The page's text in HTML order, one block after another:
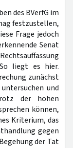
des BVerfG im
festzustellen,
Frage jedoch
Senat
So liegt es hier.
zunächst
und
der hohen
können,
Kriterium, das
gegen
der Tat